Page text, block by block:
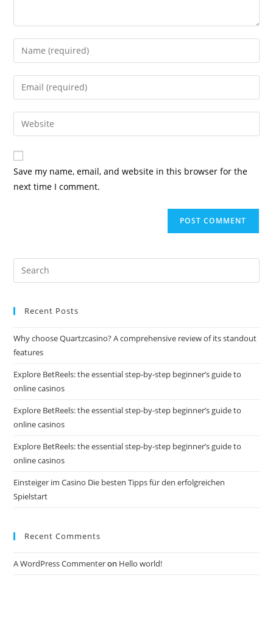
Save my name, email, and website in this browser for the
next time I comment.
Recent Posts
Why choose Quartzcasino? A comprehensive review of its standout
features
Explore BetReels: the essential step-by-step beginner’s guide to
online casinos
Explore BetReels: the essential step-by-step beginner’s guide to
online casinos
Explore BetReels: the essential step-by-step beginner’s guide to
online casinos
Einsteiger im Casino Die besten Tipps für den erfolgreichen
Spielstart
Recent Comments
A WordPress Commenteron Hello world!